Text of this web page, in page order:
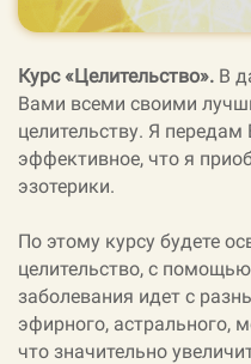
Курс «Целительство». В
Вами всеми своими
целительству. Я
эффективное, что я
эзотерики.
По этому курсу будете
целительство, с
заболевания идет с
эфирного, астрального,
что значительно